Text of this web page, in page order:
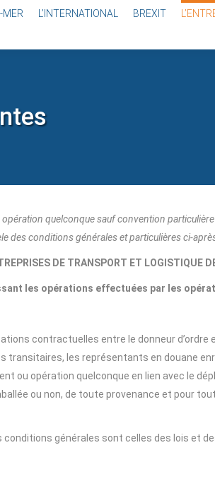
MER L’INTERNATIONAL BREXIT
quelconque sauf convention
des conditions générales et particulières ci-
DE TRANSPORT ET LOGISTIQUE
les opérations effectuées par les
contractuelles entre le donneur
transitaires, les représentants en douane
ou opération quelconque en lien avec le
ou non, de toute provenance et pour
générales sont celles des lois et